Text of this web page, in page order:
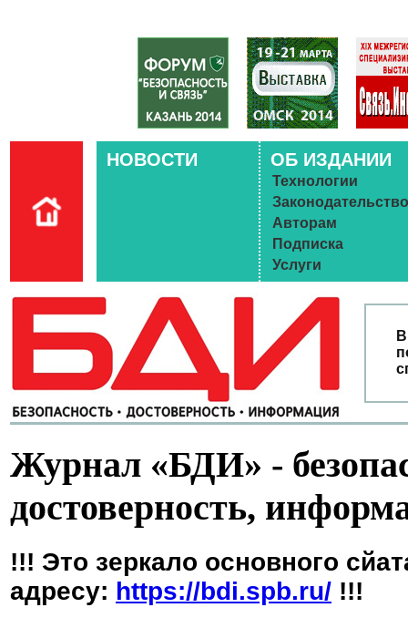
НОВОСТИ ОБ ИЗДАНИИ
Технологии
Законодательство
Авторам
Подписка
Услуги
Журнал «БДИ» -
достоверность,
!!! Это зеркало основного
адресу: https://bdi.spb.ru/ !!!